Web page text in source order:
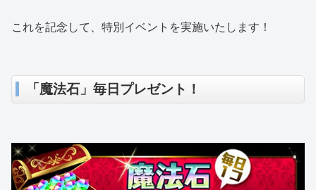
これを記念して、特別イベントを実施いたします！
「魔法石」毎日プレゼント！